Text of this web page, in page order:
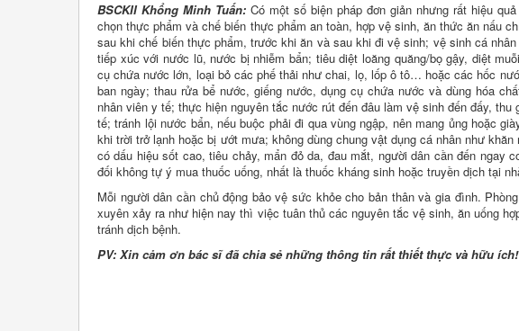
BSCKII Khổng Minh Tuấn:Có một số biện pháp đơn giản nhưng rất hiệu
chọn thực phẩm và chế biến thực phẩm an toàn, hợp vệ sinh, ăn thức ăn nấu
sau khi chế biến thực phẩm, trước khi ăn và sau khi đi vệ sinh; vệ sinh cá
tiếp xúc với nước lũ, nước bị nhiễm bẩn; tiêu diệt loăng quăng/bọ gậy, diệt
cụ chứa nước lớn, loại bỏ các phế thải như chai, lọ, lốp ô tô… hoặc các hốc
ban ngày; thau rửa bể nước, giếng nước, dụng cụ chứa nước và dùng hóa
nhân viên y tế; thực hiện nguyên tắc nước rút đến đâu làm vệ sinh đến đấy,
tế; tránh lội nước bẩn, nếu buộc phải đi qua vùng ngập, nên mang ủng hoặc
khi trời trở lạnh hoặc bị ướt mưa; không dùng chung vật dụng cá nhân như
có dấu hiệu sốt cao, tiêu chảy, mẩn đỏ da, đau mắt, người dân cần đến ngay
đối không tự ý mua thuốc uống, nhất là thuốc kháng sinh hoặc truyền dịch tại
Mỗi người dân cần chủ động bảo vệ sức khỏe cho bản thân và gia đình.
xuyên xảy ra như hiện nay thì việc tuân thủ các nguyên tắc vệ sinh, ăn uống
tránh dịch bệnh.
PV: Xin cảm ơn bác sĩ đã chia sẻ những thông tin rất thiết thực và hữu ích!